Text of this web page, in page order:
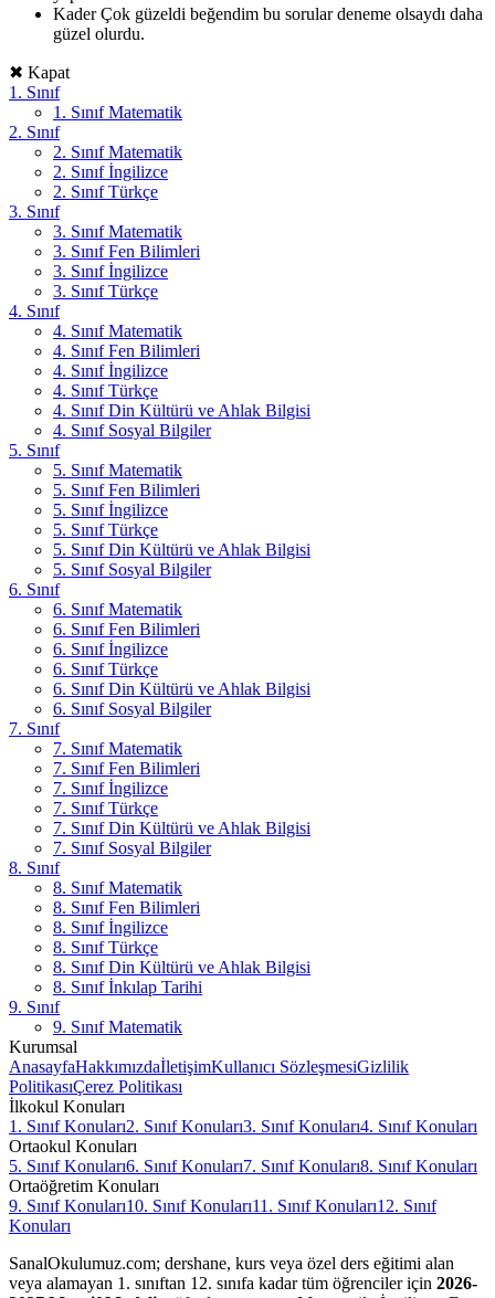
Kader Çok güzeldi beğendim bu sorular deneme olsaydı daha
güzel olurdu.
✖ Kapat
1. Sınıf
1. Sınıf Matematik
2. Sınıf
2. Sınıf Matematik
2. Sınıf İngilizce
2. Sınıf Türkçe
3. Sınıf
3. Sınıf Matematik
3. Sınıf Fen Bilimleri
3. Sınıf İngilizce
3. Sınıf Türkçe
4. Sınıf
4. Sınıf Matematik
4. Sınıf Fen Bilimleri
4. Sınıf İngilizce
4. Sınıf Türkçe
4. Sınıf Din Kültürü ve Ahlak Bilgisi
4. Sınıf Sosyal Bilgiler
5. Sınıf
5. Sınıf Matematik
5. Sınıf Fen Bilimleri
5. Sınıf İngilizce
5. Sınıf Türkçe
5. Sınıf Din Kültürü ve Ahlak Bilgisi
5. Sınıf Sosyal Bilgiler
6. Sınıf
6. Sınıf Matematik
6. Sınıf Fen Bilimleri
6. Sınıf İngilizce
6. Sınıf Türkçe
6. Sınıf Din Kültürü ve Ahlak Bilgisi
6. Sınıf Sosyal Bilgiler
7. Sınıf
7. Sınıf Matematik
7. Sınıf Fen Bilimleri
7. Sınıf İngilizce
7. Sınıf Türkçe
7. Sınıf Din Kültürü ve Ahlak Bilgisi
7. Sınıf Sosyal Bilgiler
8. Sınıf
8. Sınıf Matematik
8. Sınıf Fen Bilimleri
8. Sınıf İngilizce
8. Sınıf Türkçe
8. Sınıf Din Kültürü ve Ahlak Bilgisi
8. Sınıf İnkılap Tarihi
9. Sınıf
9. Sınıf Matematik
Kurumsal
AnasayfaHakkımızdaİletişimKullanıcı SözleşmesiGizlilik
PolitikasıÇerez Politikası
İlkokul Konuları
1. Sınıf Konuları2. Sınıf Konuları3. Sınıf Konuları4. Sınıf Konuları
Ortaokul Konuları
5. Sınıf Konuları6. Sınıf Konuları7. Sınıf Konuları8. Sınıf Konuları
Ortaöğretim Konuları
9. Sınıf Konuları10. Sınıf Konuları11. Sınıf Konuları12. Sınıf
Konuları
SanalOkulumuz.com; dershane, kurs veya özel ders eğitimi alan
veya alamayan 1. sınıftan 12. sınıfa kadar tüm öğrenciler için 2026-